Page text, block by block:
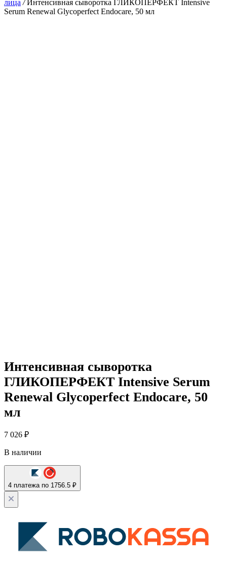
лица / Интенсивная сыворотка ГЛИКОПЕРФЕКТ Intensive
Serum Renewal Glycoperfect Endocare, 50 мл
Интенсивная сыворотка
ГЛИКОПЕРФЕКТ Intensive Serum
Renewal Glycoperfect Endocare, 50
мл
7 026 ₽
В наличии
4 платежа по 1756.5 ₽